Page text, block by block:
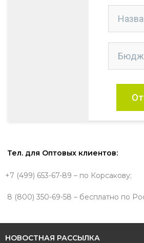
Тел. для Оптовых клиентов:
+7 (499) 653-67-89 – по Корсакову;
8 (800) 350-69-58 – бесплатно по
НОВОСТНАЯ РАССЫЛКА